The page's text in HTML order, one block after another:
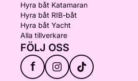
Hyra båt Katamaran
Hyra båt RIB-båt
Hyra båt Yacht
Alla tillverkare
FÖLJ OSS
f